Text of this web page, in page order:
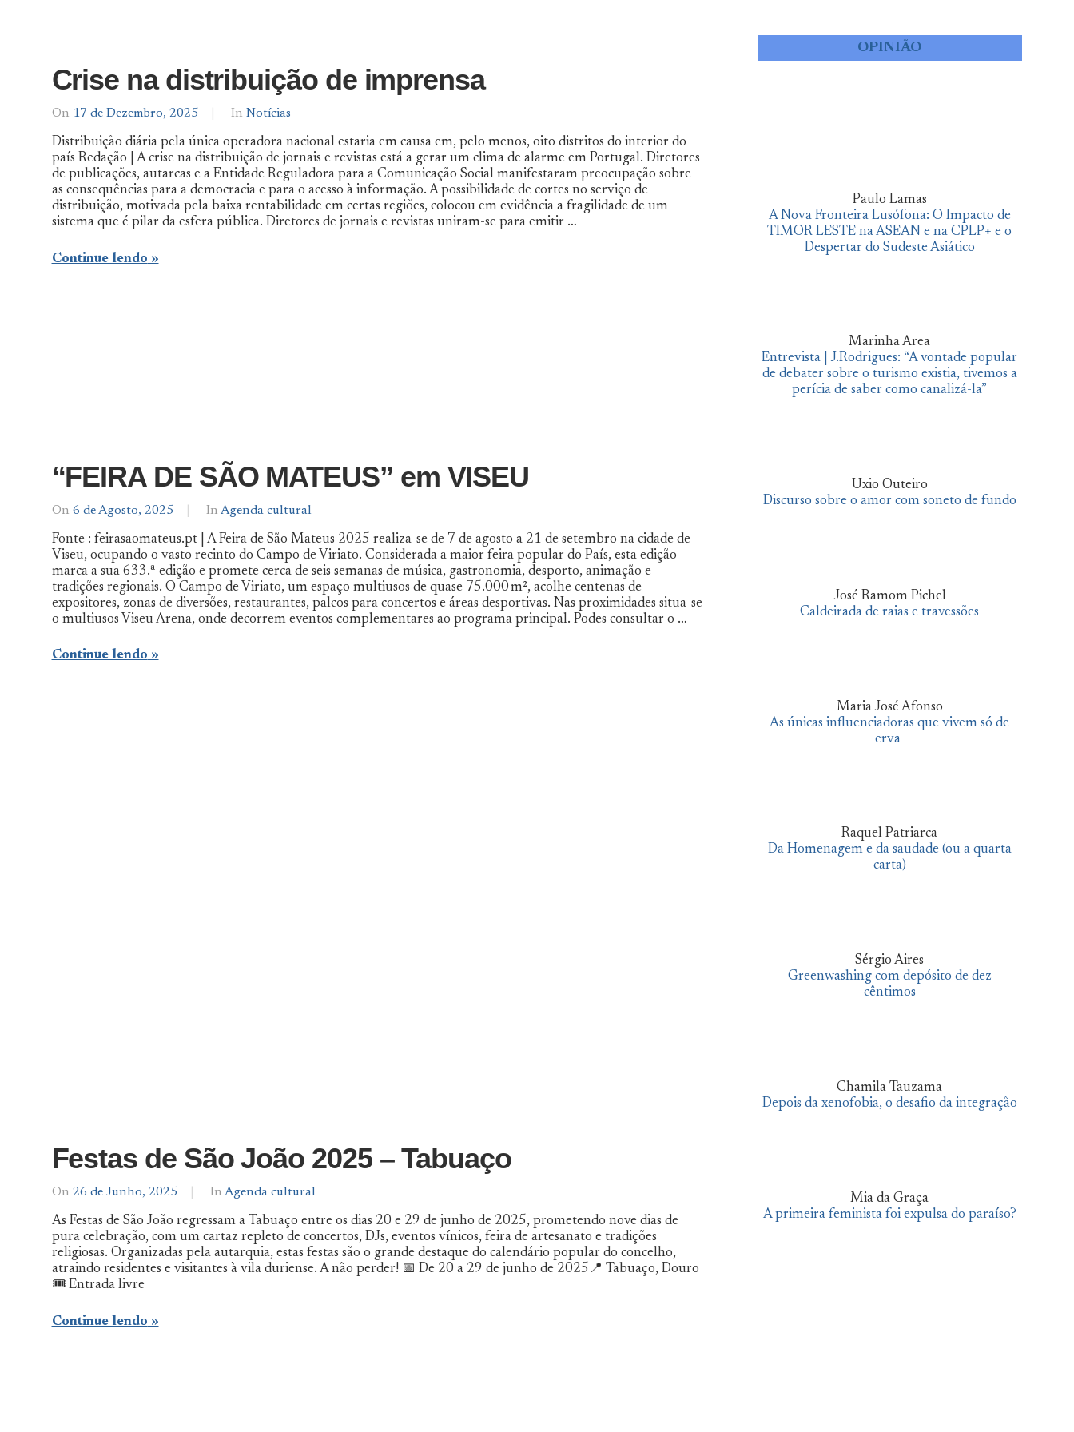
Crise na distribuição de imprensa
On 17 de Dezembro, 2025
By
De
Norte
a
Sul
In Notícias
Distribuição diária pela única operadora nacional estaria em causa em, pelo menos, oito distritos do interior do
país Redação | A crise na distribuição de jornais e revistas está a gerar um clima de alarme em Portugal. Diretores
de publicações, autarcas e a Entidade Reguladora para a Comunicação Social manifestaram preocupação sobre
as consequências para a democracia e para o acesso à informação. A possibilidade de cortes no serviço de
distribuição, motivada pela baixa rentabilidade em certas regiões, colocou em evidência a fragilidade de um
sistema que é pilar da esfera pública. Diretores de jornais e revistas uniram-se para emitir …
Continue lendo
“FEIRA DE SÃO MATEUS” em VISEU
On 6 de Agosto, 2025
By
De
Norte
a
Sul
In Agenda cultural
Fonte : feirasaomateus.pt | A Feira de São Mateus 2025 realiza-se de 7 de agosto a 21 de setembro na cidade de
Viseu, ocupando o vasto recinto do Campo de Viriato. Considerada a maior feira popular do País, esta edição
marca a sua 633.ª edição e promete cerca de seis semanas de música, gastronomia, desporto, animação e
tradições regionais. O Campo de Viriato, um espaço multiusos de quase 75.000 m², acolhe centenas de
expositores, zonas de diversões, restaurantes, palcos para concertos e áreas desportivas. Nas proximidades situa-se
o multiusos Viseu Arena, onde decorrem eventos complementares ao programa principal. Podes consultar o …
Continue lendo
Festas de São João 2025 – Tabuaço
On 26 de Junho, 2025
By
De
Norte
a
Sul
In Agenda cultural
As Festas de São João regressam a Tabuaço entre os dias 20 e 29 de junho de 2025, prometendo nove dias de
pura celebração, com um cartaz repleto de concertos, DJs, eventos vínicos, feira de artesanato e tradições
religiosas. Organizadas pela autarquia, estas festas são o grande destaque do calendário popular do concelho,
atraindo residentes e visitantes à vila duriense. A não perder! 📅 De 20 a 29 de junho de 2025📍 Tabuaço, Douro
🎟️ Entrada livre
Continue lendo
OPINIÃO
Paulo Lamas
A Nova Fronteira Lusófona: O Impacto de
TIMOR LESTE na ASEAN e na CPLP+ e o
Despertar do Sudeste Asiático
Marinha Area
Entrevista | J.Rodrigues: “A vontade popular
de debater sobre o turismo existia, tivemos a
perícia de saber como canalizá-la”
Uxio Outeiro
Discurso sobre o amor com soneto de fundo
José Ramom Pichel
Caldeirada de raias e travessões
Maria José Afonso
As únicas influenciadoras que vivem só de
erva
Raquel Patriarca
Da Homenagem e da saudade (ou a quarta
carta)
Sérgio Aires
Greenwashing com depósito de dez
cêntimos
Chamila Tauzama
Depois da xenofobia, o desafio da integração
Mia da Graça
A primeira feminista foi expulsa do paraíso?